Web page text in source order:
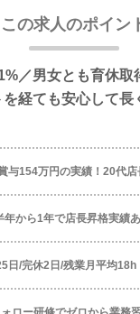
この求人のポイン
／男女とも育休取
経ても安心して長
与154万円の実績！20代店
から1年で店長昇格実績
日/完休2日/残業月平均18h